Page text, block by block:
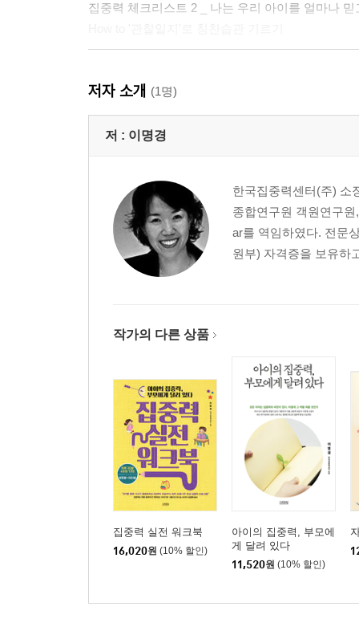
집중력 체크리스트 2 _ 나는 우리 아이를 얼마나 믿
아이와 둘만의 시간을 가져라
아이의 눈높이에서 말하고 행동하라
아이에게 조금 관대해도 된다
집중력 체크리스트 3 _ 아이 말에 얼마나 집중하고
How to 아이와 함께 규칙 세우기
PART 3 집중력 깨우는 다섯 가지 감각
다섯 개의 감각을 열어줘라
집중력 높이기 시각화 트레이닝(훈련)
집중력 체크리스트 4 _ 무엇이 우리 아이 집중을
How to 성격별 집중력 공부법
PART 4 스스로 집중력을 키우는 노하우
노하우1: 올바른 식습관과 숙면의 중요성
노하우2: 집중 잘되는 환경 만들기
노하우3: 게임 방법을 이용해 흥미를 유발시키자
노하우4: 10분 공부법과 Only One 공부법
노하우5: 스스로의 행동에 책임지게 하라
집중력 체크리스트 5 _ 부모인 나는 얼마나 변화하
저자 소개 (1명)
저 : 이명경
한국집중력센터(주) 소
종합연구원 객원연구
ar를 역임하였다. 전문
원부) 자격증을 보유하
작가의 다른 상품
집중력 실전 워크북
16,020원 (10% 할인)
아이의 집중력, 부모에
게 달려 있다
11,520원 (10% 할인)